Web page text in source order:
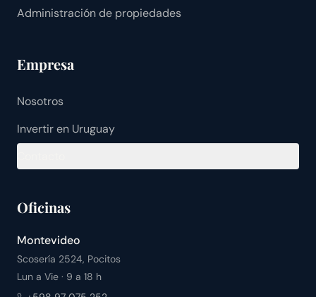
Administración de propiedades
Empresa
Nosotros
Invertir en Uruguay
Oficinas
Montevideo
Scosería 2524, Pocitos
Lun a Vie · 9 a 18 h